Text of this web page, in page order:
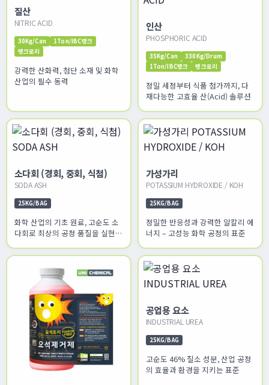
질산
NITRIC ACID
30Kg/Can
1Ton/IBC탱크
탱크로리
강력한 산화력, 첨단 소재 및 화학
산업의 필수 동력
인산
PHOSPHORIC ACID
35Kg/Can
330Kg/Drum
1Ton/IBC탱크
탱크로리
정밀 세정부터 식품 첨가까지, 다
재다능한 고효율 산(Acid) 솔루션
소다회 (경회, 중회, 식첨)
SODA ASH
25KG/BAG
화학 산업의 기초 원료, 고순도 소
다회로 최상의 공정 품질을 실현하
가성가리
POTASSIUM HYDROXIDE / KOH
25KG/BAG
정밀한 반응성과 강력한 알칼리 에
너지 – 고성능 화학 공정의 표준
공업용 요소
INDUSTRIAL UREA
25KG/BAG
고순도 46% 질소 성분, 산업 공정
의 효율과 환경을 지키는 표준